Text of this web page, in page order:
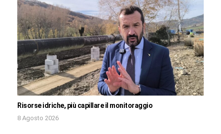
Risorse idriche, più capillare il monitoraggio
8 Agosto 2026